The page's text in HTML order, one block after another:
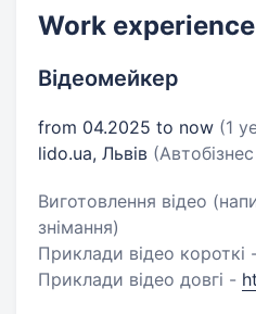
Work experience
Відеомейкер
from 04.2025 to now (1
lido.ua, Львів
Виготовлення відео
знімання)
Приклади відео короткі -
Приклади відео довгі -